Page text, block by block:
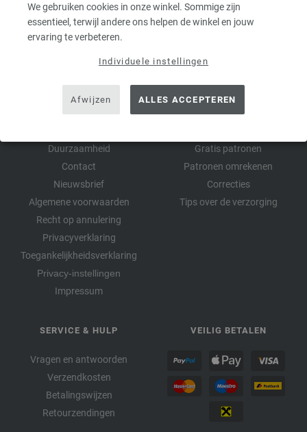
We gebruiken cookies in onze winkel. Sommige zijn
essentieel, terwijl andere ons helpen de winkel en jouw
ervaring te verbeteren.
Individuele instellingen
Afwijzen ALLES ACCEPTEREN
worden ingewisseld.
FILATI STORE
Duurzaamheid
Contact
Nieuwsbrief
Algemene voorwaarden
Recht op annulering
Privacyverklaring
Toegankelijkheidsverklaring
Privacy-instellingen
Impressum
ALLES OVER BREIEN
Gratis patronen
Patronen omrekenen
Correcties
Tips over de verzorging
SERVICE & HULP
Vragen en antwoorden
Verzendkosten
Betalingswijzen
Retourzendingen
VEILIG BETALEN